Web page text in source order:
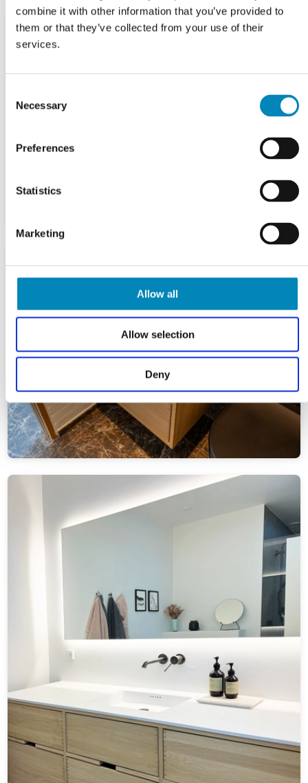
combine it with other information that you’ve provided to
them or that they’ve collected from your use of their
services.
Selection
Necessary
Preferences
Statistics
Marketing
Allow all
Allow selection
Deny